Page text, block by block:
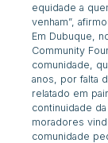
equidade a
venham”,
Em Dubuque,
Community
comunidade,
anos, por falta
relatado em
continuidade
moradores
comunidade